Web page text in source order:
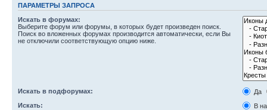
ПАРАМЕТРЫ ЗАПРОСА
Искать в форумах:
Выберите форум или форумы, в которых будет произведен поиск.
Поиск во вложенных форумах производится автоматически, если Вы
не отключили соответствующую опцию ниже.
Искать в подфорумах:
Да
Искать:
В